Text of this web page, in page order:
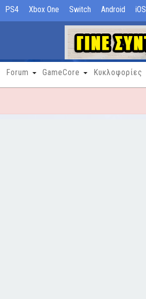
PS4 Xbox One Switch Android iOS
Forum GameCore Κυκλοφορίες